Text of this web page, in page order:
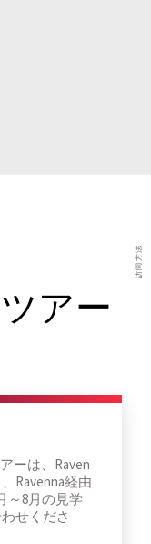
訪問方法
アー
ーは、Raven
Ravenna経由
～8月の見学
せくださ